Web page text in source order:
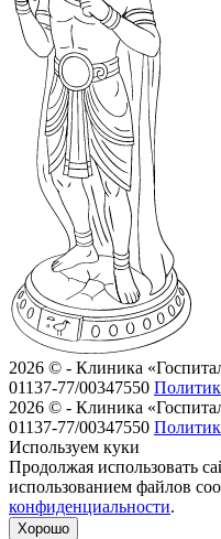
2026 © - Клиника
01137-77/00347550
2026 © - Клиника
01137-77/00347550
Используем куки
Продолжая использовать
использованием файлов
конфиденциальности.
Хорошо